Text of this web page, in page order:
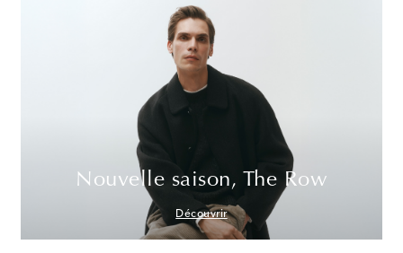
Nouvelle saison, The Row
Découvrir